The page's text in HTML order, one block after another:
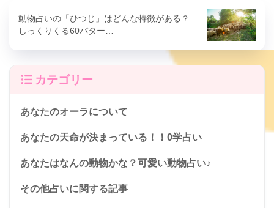
動物占いの「ひつじ」はどんな特徴がある？
しっくりくる60パター…
カテゴリー
あなたのオーラについて
あなたの天命が決まっている！！0学占い
あなたはなんの動物かな？可愛い動物占い♪
その他占いに関する記事